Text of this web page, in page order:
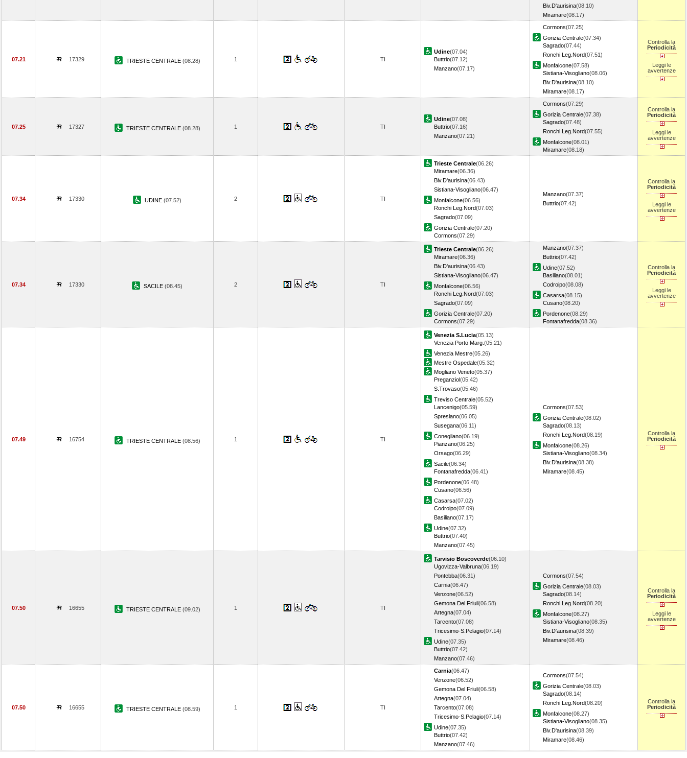
Biv.D'aurisina(08.10)
Miramare(08.17)
07.21 17329 TRIESTE CENTRALE (08.28) 1 TI
Udine(07.04)
Buttrio(07.12)
Manzano(07.17)
Cormons(07.25)
Gorizia Centrale(07.34)
Sagrado(07.44)
Ronchi Leg.Nord(07.51)
Monfalcone(07.58)
Sistiana-Visogliano(08.06)
Biv.D'aurisina(08.10)
Miramare(08.17)
Controlla la
Periodicità
Leggi le
avvertenze
07.25 17327 TRIESTE CENTRALE (08.28) 1 TI
Udine(07.08)
Buttrio(07.16)
Manzano(07.21)
Cormons(07.29)
Gorizia Centrale(07.38)
Sagrado(07.48)
Ronchi Leg.Nord(07.55)
Monfalcone(08.01)
Miramare(08.18)
Controlla la
Periodicità
Leggi le
avvertenze
07.34 17330 UDINE (07.52) 2 TI
Trieste Centrale(06.26)
Miramare(06.36)
Biv.D'aurisina(06.43)
Sistiana-Visogliano(06.47)
Monfalcone(06.56)
Ronchi Leg.Nord(07.03)
Sagrado(07.09)
Gorizia Centrale(07.20)
Cormons(07.29)
Manzano(07.37)
Buttrio(07.42)
Controlla la
Periodicità
Leggi le
avvertenze
07.34 17330 SACILE (08.45) 2 TI
Trieste Centrale(06.26)
Miramare(06.36)
Biv.D'aurisina(06.43)
Sistiana-Visogliano(06.47)
Monfalcone(06.56)
Ronchi Leg.Nord(07.03)
Sagrado(07.09)
Gorizia Centrale(07.20)
Cormons(07.29)
Manzano(07.37)
Buttrio(07.42)
Udine(07.52)
Basiliano(08.01)
Codroipo(08.08)
Casarsa(08.15)
Cusano(08.20)
Pordenone(08.29)
Fontanafredda(08.36)
Controlla la
Periodicità
Leggi le
avvertenze
07.49 16754 TRIESTE CENTRALE (08.56) 1 TI
Venezia S.Lucia(05.13)
Venezia Porto Marg. (05.21)
Venezia Mestre(05.26)
Mestre Ospedale(05.32)
Mogliano Veneto(05.37)
Preganziol(05.42)
S.Trovaso(05.46)
Treviso Centrale(05.52)
Lancenigo(05.59)
Spresiano(06.05)
Susegana(06.11)
Conegliano(06.19)
Pianzano(06.25)
Orsago(06.29)
Sacile(06.34)
Fontanafredda(06.41)
Pordenone(06.48)
Cusano(06.56)
Casarsa(07.02)
Codroipo(07.09)
Basiliano(07.17)
Udine(07.32)
Buttrio(07.40)
Manzano(07.45)
Cormons(07.53)
Gorizia Centrale(08.02)
Sagrado(08.13)
Ronchi Leg.Nord(08.19)
Monfalcone(08.26)
Sistiana-Visogliano(08.34)
Biv.D'aurisina(08.38)
Miramare(08.45)
Controlla la
Periodicità
07.50 16655 TRIESTE CENTRALE (09.02) 1 TI
Tarvisio Boscoverde(06.10)
Ugovizza-Valbruna(06.19)
Pontebba(06.31)
Carnia(06.47)
Venzone(06.52)
Gemona Del Friuli(06.58)
Artegna(07.04)
Tarcento(07.08)
Tricesimo-S.Pelagio(07.14)
Udine(07.35)
Buttrio(07.42)
Manzano(07.46)
Cormons(07.54)
Gorizia Centrale(08.03)
Sagrado(08.14)
Ronchi Leg.Nord(08.20)
Monfalcone(08.27)
Sistiana-Visogliano(08.35)
Biv.D'aurisina(08.39)
Miramare(08.46)
Controlla la
Periodicità
Leggi le
avvertenze
07.50 16655 TRIESTE CENTRALE (08.59) 1 TI
Carnia(06.47)
Venzone(06.52)
Gemona Del Friuli(06.58)
Artegna(07.04)
Tarcento(07.08)
Tricesimo-S.Pelagio(07.14)
Udine(07.35)
Buttrio(07.42)
Manzano(07.46)
Cormons(07.54)
Gorizia Centrale(08.03)
Sagrado(08.14)
Ronchi Leg.Nord(08.20)
Monfalcone(08.27)
Sistiana-Visogliano(08.35)
Biv.D'aurisina(08.39)
Miramare(08.46)
Controlla la
Periodicità